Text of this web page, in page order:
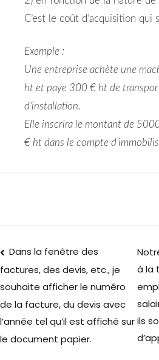
C’est le coût d’acquisition qui
Exemple :
Une entreprise achète une
ht et paye 300 € ht de
d’installation.
Elle inscrira le montant de
€ ht dans le compte
Dans la fenêtre des
factures, des devis, etc., je
souhaite afficher le numéro
de la facture, du devis avec
l’année tel qu’il est affiché sur
le document papier.
à la
ils